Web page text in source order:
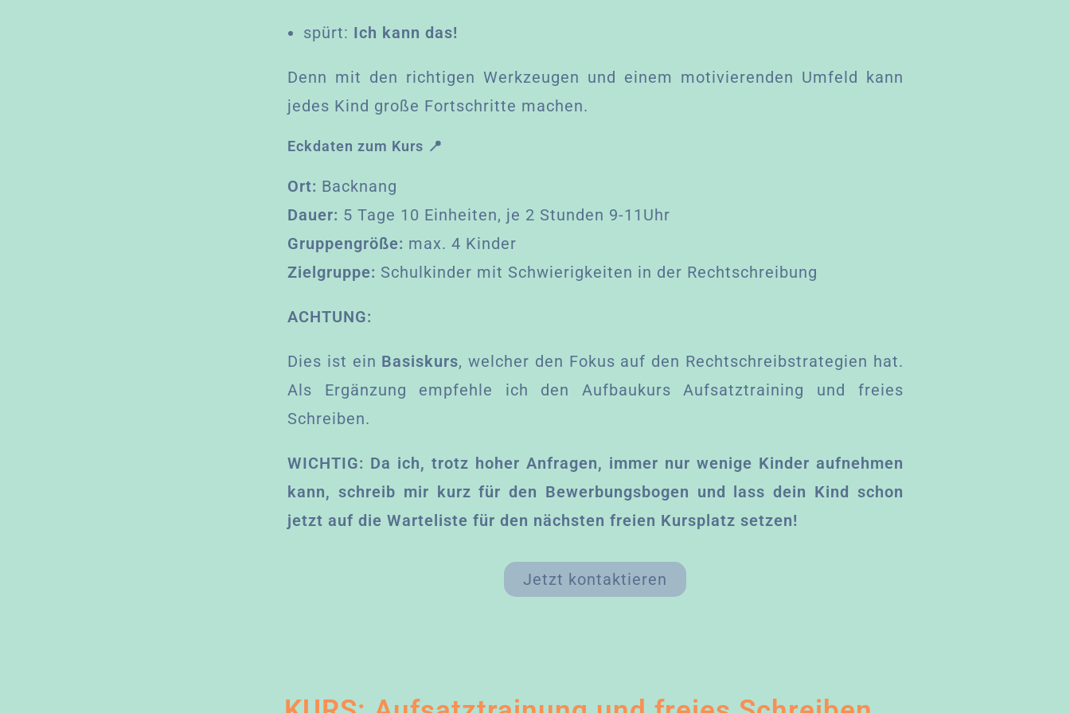
spürt: Ich kann das!
Denn mit den richtigen Werkzeugen und einem motivierenden Umfeld kann
jedes Kind große Fortschritte machen.
Eckdaten zum Kurs 📍
Ort: Backnang
Dauer: 5 Tage 10 Einheiten, je 2 Stunden 9-11Uhr
Gruppengröße: max. 4 Kinder
Zielgruppe: Schulkinder mit Schwierigkeiten in der Rechtschreibung
ACHTUNG:
Dies ist ein Basiskurs, welcher den Fokus auf den Rechtschreibstrategien hat.
Als Ergänzung empfehle ich den Aufbaukurs Aufsatztraining und freies
Schreiben.
WICHTIG: Da ich, trotz hoher Anfragen, immer nur wenige Kinder aufnehmen
kann, schreib mir kurz für den Bewerbungsbogen und lass dein Kind schon
jetzt auf die Warteliste für den nächsten freien Kursplatz setzen!
Jetzt kontaktieren